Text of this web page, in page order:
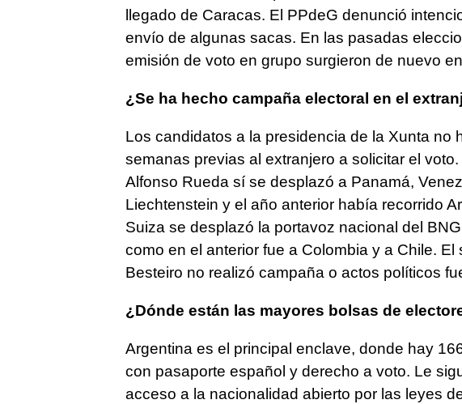
llegado de Caracas. El PPdeG denunció
envío de algunas sacas. En las pasadas
emisión de voto en grupo surgieron de nuevo
¿Se ha hecho campaña electoral en el
Los candidatos a la presidencia de la Xunta no
semanas previas al extranjero a solicitar el
Alfonso Rueda sí se desplazó a Panamá,
Liechtenstein y el año anterior había recorrido
Suiza se desplazó la portavoz nacional del
como en el anterior fue a Colombia y a Chile.
Besteiro no realizó campaña o actos políticos
¿Dónde están las mayores bolsas de
Argentina es el principal enclave, donde hay
con pasaporte español y derecho a voto. Le
acceso a la nacionalidad abierto por las leyes